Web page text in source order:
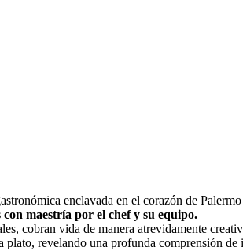
enclavada en el corazón de
maestría por el chef y su equipo.
cobran vida de manera atrevidamente
revelando una profunda comprensión